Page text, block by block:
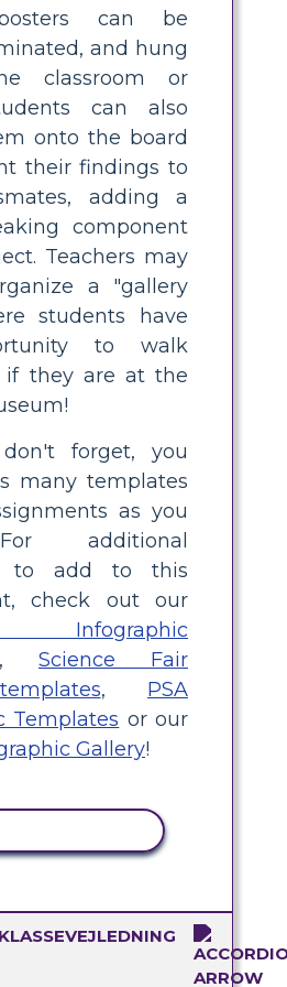
can be
and hung
classroom or
can also
onto the board
their findings to
adding a
component
Teachers may
a "gallery
students have
to walk
if they are at the
don't forget, you
many templates
as you
additional
to add to this
check out our
Infographic
, Science Fair
, PSA
Templates or our
Gallery!